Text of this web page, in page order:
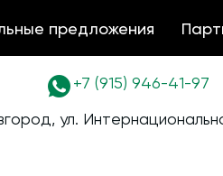
предложения
+7 (915) 946-41-97
ул.